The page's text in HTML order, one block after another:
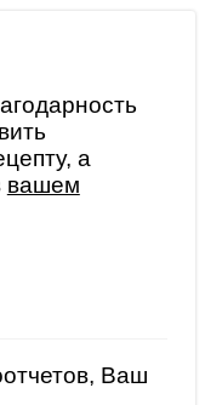
а
вашем
Ваш